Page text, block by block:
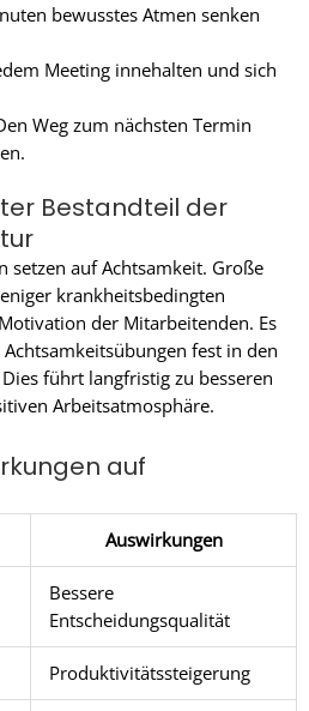
bewusstes Atmen senken
Meeting innehalten und sich
Weg zum nächsten Termin
Bestandteil der
auf Achtsamkeit. Große
krankheitsbedingten
der Mitarbeitenden. Es
fest in den
führt langfristig zu besseren
Arbeitsatmosphäre.
auf
Auswirkungen
Bessere
Entscheidungsqualität
Produktivitätssteigerung